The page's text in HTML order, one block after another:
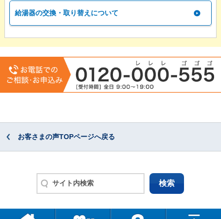
給湯器の交換・取り替えについて
お客さまの声TOPページへ戻る